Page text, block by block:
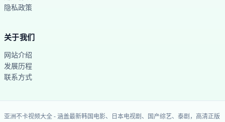
隐私政策
关于我们
网站介绍
发展历程
联系方式
亚洲不卡视频大全-涵盖最新韩国电影、日本电视剧、国产综艺、泰剧，高清正版